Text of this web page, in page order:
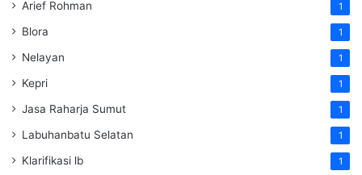
Arief Rohman 1
Blora 1
Nelayan 1
Kepri 1
Jasa Raharja Sumut 1
Labuhanbatu Selatan 1
Klarifikasi lb 1